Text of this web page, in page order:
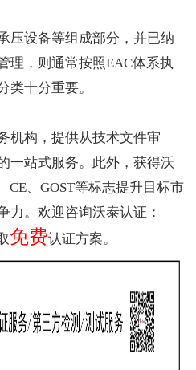
压设备等组成部分，并已纳
理，则通常按照EAC体系执
类十分重要。
机构 ，提供从技术文件审
一站式服务。此外，获得沃
CE、GOST等标志提升目标市
力。欢迎咨询沃泰认证：
免费认证方案。